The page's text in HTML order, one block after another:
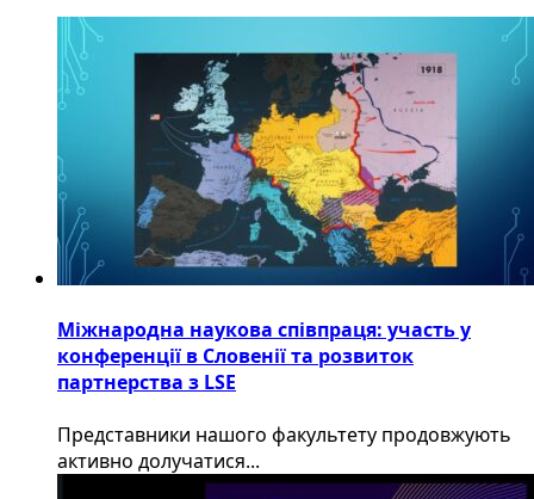
Міжнародна наукова співпраця: участь у
конференції в Словенії та розвиток
партнерства з LSE
​Представники нашого факультету продовжують
активно долучатися...